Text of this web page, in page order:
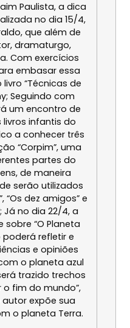
Paulista, a dica
no dia 15/4,
que além de
dramaturgo,
Com exercícios
embasar essa
“Técnicas de
Seguindo com
um encontro de
infantis do
a conhecer três
“Corpim”, uma
partes do
de maneira
serão utilizados
“Os dez amigos” e
Já no dia 22/4, a
“O Planeta
poderá refletir e
e opiniões
o planeta azul
trazido trechos
o fim do mundo”,
autor expõe sua
o planeta Terra.